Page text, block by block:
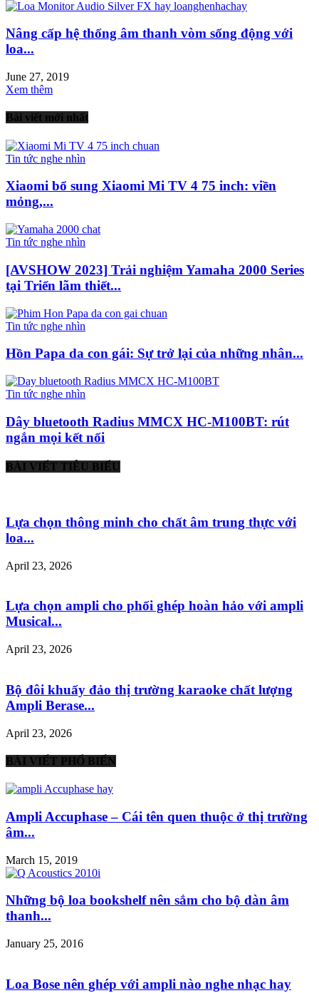
Nâng cấp hệ thống âm thanh vòm sống động với
loa...
June 27, 2019
Xem thêm
Bài viết mới nhất
Tin tức nghe nhìn
Xiaomi bổ sung Xiaomi Mi TV 4 75 inch: viền
mỏng,...
Tin tức nghe nhìn
[AVSHOW 2023] Trải nghiệm Yamaha 2000 Series
tại Triển lãm thiết...
Tin tức nghe nhìn
Hồn Papa da con gái: Sự trở lại của những nhân...
Tin tức nghe nhìn
Dây bluetooth Radius MMCX HC-M100BT: rút
ngắn mọi kết nối
BÀI VIẾT TIÊU BIỂU
Lựa chọn thông minh cho chất âm trung thực với
loa...
April 23, 2026
Lựa chọn ampli cho phối ghép hoàn hảo với ampli
Musical...
April 23, 2026
Bộ đôi khuấy đảo thị trường karaoke chất lượng
Ampli Berase...
April 23, 2026
BÀI VIẾT PHỔ BIẾN
Ampli Accuphase – Cái tên quen thuộc ở thị trường
âm...
March 15, 2019
Những bộ loa bookshelf nên sắm cho bộ dàn âm
thanh...
January 25, 2016
Loa Bose nên ghép với ampli nào nghe nhạc hay